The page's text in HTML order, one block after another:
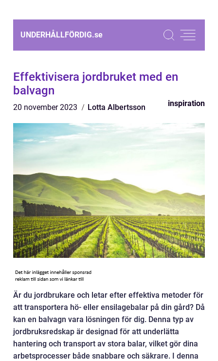
UNDERHÅLLFÖRDIG.se
Effektivisera jordbruket med en
balvagn
20 november 2023 Lotta Albertsson inspiration
Är du jordbrukare och letar efter effektiva metoder för
att transportera hö- eller ensilagebalar på din gård? Då
kan en balvagn vara lösningen för dig. Denna typ av
jordbruksredskap är designad för att underlätta
hantering och transport av stora balar, vilket gör dina
arbetsprocesser både snabbare och säkrare. I denna